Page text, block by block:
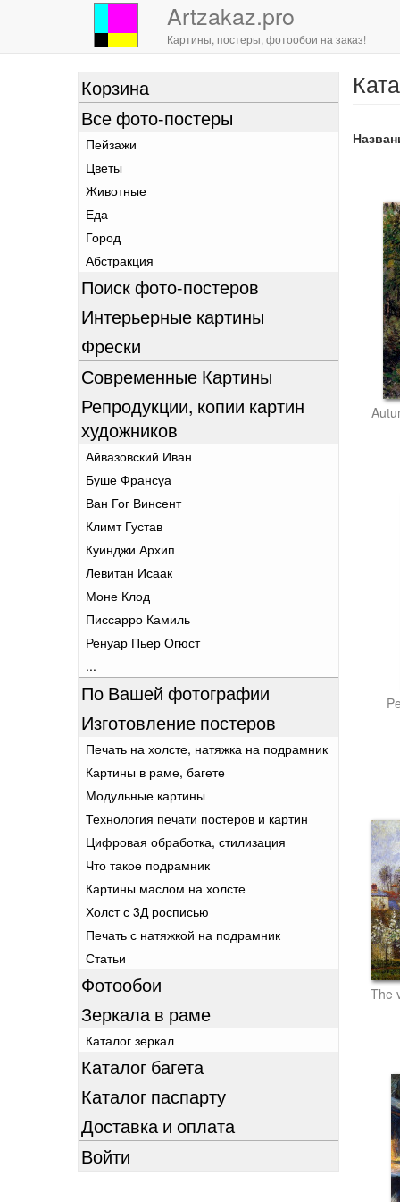
Artzakaz.pro
Картины, постеры, фотообои на заказ!
Корзина
Все фото-постеры
Пейзажи
Цветы
Животные
Еда
Город
Абстракция
Поиск фото-постеров
Интерьерные картины
Фрески
Современные Картины
Репродукции, копии картин
художников
Айвазовский Иван
Буше Франсуа
Ван Гог Винсент
Климт Густав
Куинджи Архип
Левитан Исаак
Моне Клод
Писсарро Камиль
Ренуар Пьер Огюст
...
По Вашей фотографии
Изготовление постеров
Печать на холсте, натяжка на подрамник
Картины в раме, багете
Модульные картины
Технология печати постеров и картин
Цифровая обработка, стилизация
Что такое подрамник
Картины маслом на холсте
Холст с 3Д росписью
Печать с натяжкой на подрамник
Статьи
Фотообои
Зеркала в раме
Каталог зеркал
Каталог багета
Каталог паспарту
Доставка и оплата
Войти